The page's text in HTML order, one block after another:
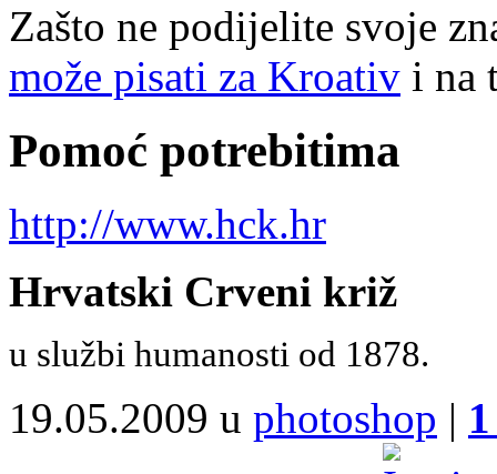
Zašto ne podijelite svoje
može pisati za Kroativ i na
Pomoć potrebitima
http://www.hck.hr
Hrvatski Crveni križ
u službi humanosti od 1878.
19.05.2009 u photoshop | 1